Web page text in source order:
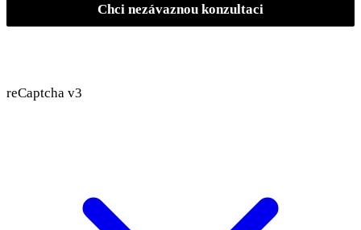
Chci nezávaznou konzultaci
reCaptcha v3